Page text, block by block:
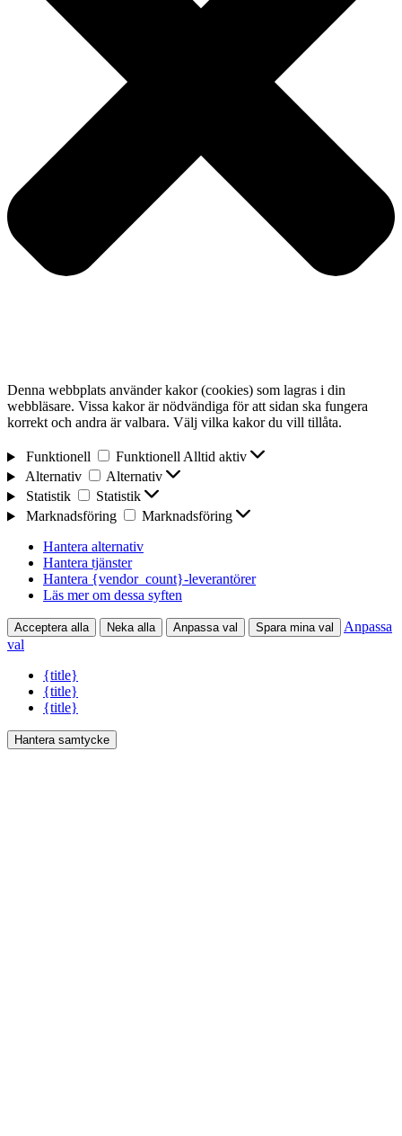
Denna webbplats använder kakor (cookies) som lagras i din
webbläsare. Vissa kakor är nödvändiga för att sidan ska fungera
korrekt och andra är valbara. Välj vilka kakor du vill tillåta.
Funktionell FunktionellAlltid aktiv
Alternativ
Alternativ
Statistik
Statistik
Marknadsföring
Marknadsföring
Hantera alternativ
Hantera tjänster
Hantera {vendor_count}-leverantörer
Läs mer om dessa syften
Acceptera alla Neka alla Anpassa val Spara mina val
Anpassa
val
{title}
{title}
{title}
Hantera samtycke